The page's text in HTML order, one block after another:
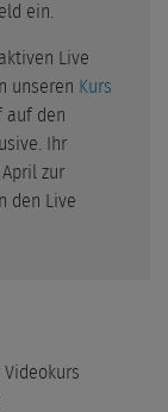
ein.
Live
unseren Kurs
auf den
Ihr
zur
den Live